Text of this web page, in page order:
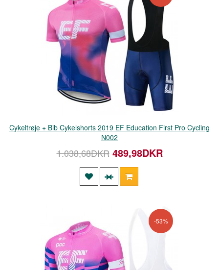
Cykeltrøje + Bib Cykelshorts 2019 EF Education First Pro Cycling
N002
1.038,68DKR 489,98DKR
-53%